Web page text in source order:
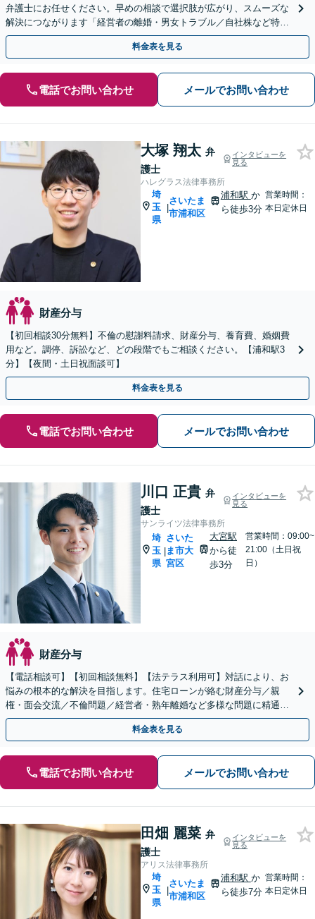
弁護士にお任せください。早めの相談で選択肢が広がり、スムーズな
解決につながります「経営者の離婚・男女トラブル／自社株など特有
の問題にもきめ細やかにサポート」【夜間相談可】
料金表を見る
電話でお問い合わせ メールでお問い合わせ
大塚 翔太 弁
護士
インタビューを
見る
ハレグラス法律事務所
埼
玉
県
|
さいたま
市浦和区
浦和駅 か
ら徒歩3分
営業時間：
本日定休日
財産分与
【初回相談30分無料】不倫の慰謝料請求、財産分与、養育費、婚姻費
用など。調停、訴訟など、どの段階でもご相談ください。【浦和駅3
分】【夜間・土日祝面談可】
料金表を見る
電話でお問い合わせ メールでお問い合わせ
川口 正貴 弁
護士
インタビューを
見る
サンライツ法律事務所
埼
玉
県
|
さいた
ま市大
宮区
大宮駅
から徒
歩3分
営業時間：09:00~
21:00（土日祝
日）
財産分与
【電話相談可】【初回相談無料】【法テラス利用可】対話により、お
悩みの根本的な解決を目指します。住宅ローンが絡む財産分与／親
権・面会交流／不倫問題／経営者・熟年離婚など多様な問題に精通。
協議・調停・裁判の実績多数あり【完全個室】【大宮駅3分】
料金表を見る
電話でお問い合わせ メールでお問い合わせ
田畑 麗菜 弁
護士
インタビューを
見る
アリス法律事務所
埼
玉
県
|
さいたま
市浦和区
浦和駅 か
ら徒歩7分
営業時間：
本日定休日